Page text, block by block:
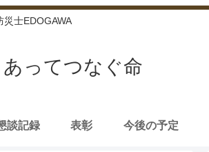
災士EDOGAWA
ってつなぐ命
談記録 表彰 今後の予定